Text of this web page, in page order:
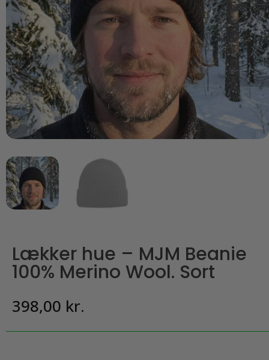
Lækker hue – MJM Beanie
100% Merino Wool. Sort
398,00 kr.